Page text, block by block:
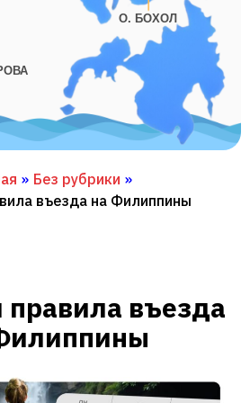
О. БОХОЛ
» Без рубрики »
въезда на Филиппины
правила въезда